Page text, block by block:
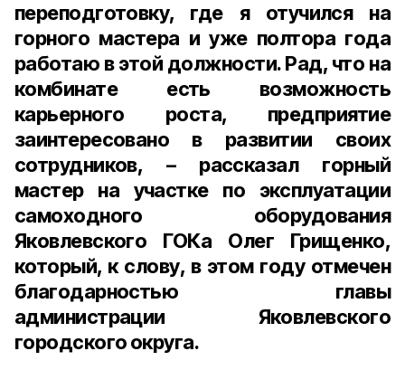
переподготовку, где я отучился на
горного мастера и уже полтора года
работаю в этой должности. Рад, что на
комбинате есть возможность
карьерного роста, предприятие
заинтересовано в развитии своих
сотрудников, – рассказал горный
мастер на участке по эксплуатации
самоходного оборудования
Яковлевского ГОКа Олег Грищенко,
который, к слову, в этом году отмечен
благодарностью главы
администрации Яковлевского
городского округа.